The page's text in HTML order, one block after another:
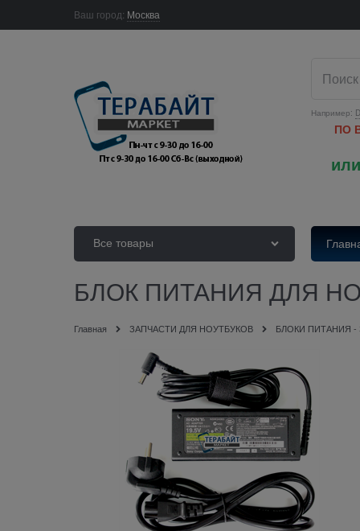
Ваш город: Москва
Например:
ПО
Все товары
БЛОК ПИТАНИЯ ДЛЯ
Главная ЗАПЧАСТИ ДЛЯ НОУТБУКОВ БЛОКИ ПИТАНИЯ -